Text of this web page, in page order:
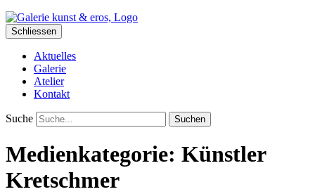
Schliessen
Aktuelles
Galerie
Atelier
Kontakt
Suche
Medienkategorie: Künstler
Kretschmer